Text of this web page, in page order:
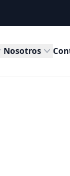
Nosotros